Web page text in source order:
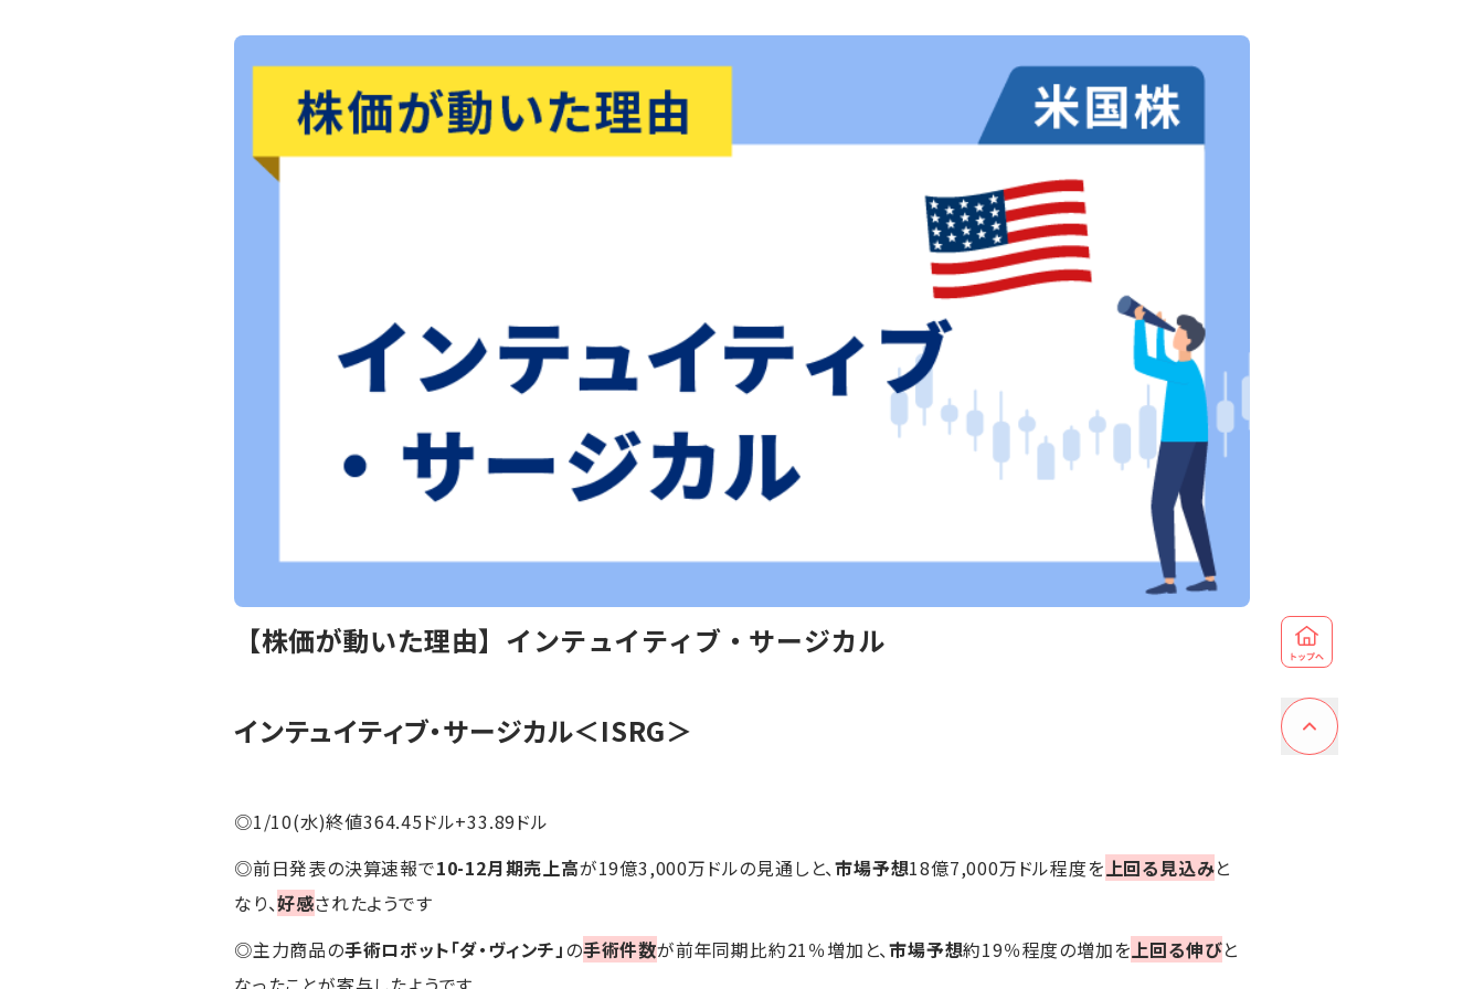
【株価が動いた理由】インテュイティブ・サージカル
インテュイティブ・サージカル＜ISRG＞
◎1/10(水)終値364.45ドル+33.89ドル
◎前日発表の決算速報で10-12月期売上高が19億3,000万ドルの見通しと、市場予想18億7,000万ドル程度を 上回る見込みと
なり、好感されたようです
◎主力商品の手術ロボット「ダ・ヴィンチ」の手術件数が前年同期比約21％増加と、市場予想約19％程度の増加を 上回る伸びと